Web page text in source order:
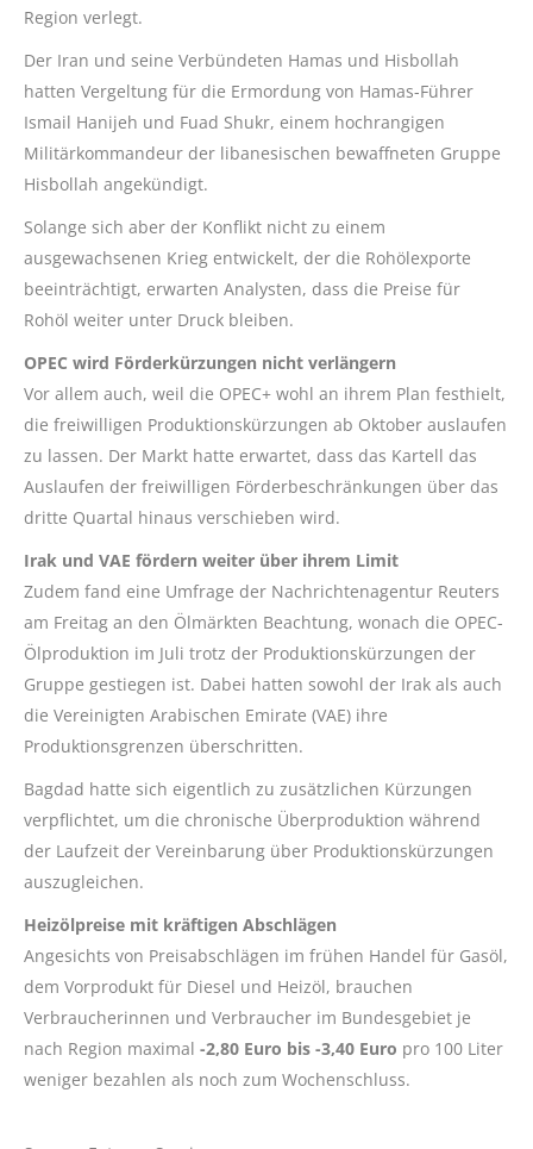
Region verlegt.
Der Iran und seine Verbündeten Hamas und Hisbollah
hatten Vergeltung für die Ermordung von Hamas-Führer
Ismail Hanijeh und Fuad Shukr, einem hochrangigen
Militärkommandeur der libanesischen bewaffneten Gruppe
Hisbollah angekündigt.
Solange sich aber der Konflikt nicht zu einem
ausgewachsenen Krieg entwickelt, der die Rohölexporte
beeinträchtigt, erwarten Analysten, dass die Preise für
Rohöl weiter unter Druck bleiben.
OPEC wird Förderkürzungen nicht verlängern
Vor allem auch, weil die OPEC+ wohl an ihrem Plan festhielt,
die freiwilligen Produktionskürzungen ab Oktober auslaufen
zu lassen. Der Markt hatte erwartet, dass das Kartell das
Auslaufen der freiwilligen Förderbeschränkungen über das
dritte Quartal hinaus verschieben wird.
Irak und VAE fördern weiter über ihrem Limit
Zudem fand eine Umfrage der Nachrichtenagentur Reuters
am Freitag an den Ölmärkten Beachtung, wonach die OPEC-
Ölproduktion im Juli trotz der Produktionskürzungen der
Gruppe gestiegen ist. Dabei hatten sowohl der Irak als auch
die Vereinigten Arabischen Emirate (VAE) ihre
Produktionsgrenzen überschritten.
Bagdad hatte sich eigentlich zu zusätzlichen Kürzungen
verpflichtet, um die chronische Überproduktion während
der Laufzeit der Vereinbarung über Produktionskürzungen
auszugleichen.
Heizölpreise mit kräftigen Abschlägen
Angesichts von Preisabschlägen im frühen Handel für Gasöl,
dem Vorprodukt für Diesel und Heizöl, brauchen
Verbraucherinnen und Verbraucher im Bundesgebiet je
nach Region maximal -2,80 Euro bis -3,40 Euro pro 100 Liter
weniger bezahlen als noch zum Wochenschluss.